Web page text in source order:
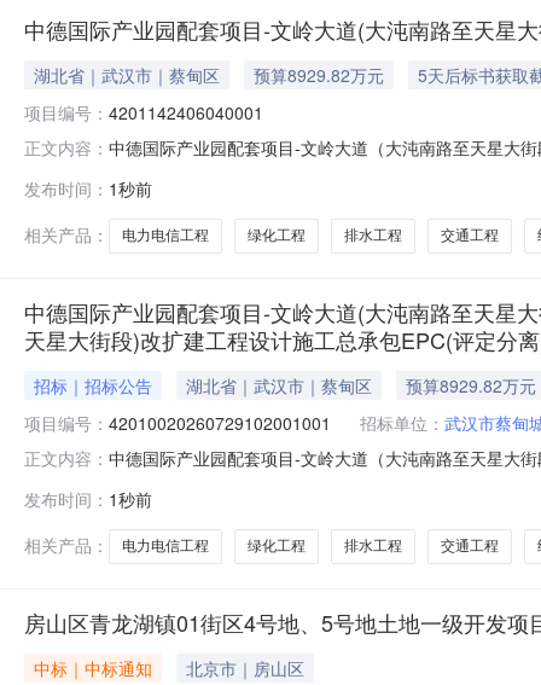
中德国际产业园配套项目-文岭大道(大沌南路至天星
湖北省｜武汉市｜蔡甸区 预算8929.82万元
5天后标书获取
项目编号： 4201142406040001
正文内容： 中德国际产业园配套项目-文岭大道（大沌南路至天星大
标项目名称：中德国际产业园配套项目-文岭大道（大沌
发布时间： 1秒前
相关产品：
电力电信工程 绿化工程 排水工程 交通工程
中德国际产业园配套项目-文岭大道(大沌南路至天星
天星大街段)改扩建工程设计施工总承包EPC(评定分
招标｜招标公告 湖北省｜武汉市｜蔡甸区
预算8929.82万元
项目编号： 42010020260729102001001 招标单位： 武汉市蔡甸
正文内容： 中德国际产业园配套项目-文岭大道（大沌南路至天星大
a52f-b94f81767de9报建编号：4201142406040001报建
发布时间： 1秒前
相关产品：
电力电信工程 绿化工程 排水工程 交通工程
房山区青龙湖镇01街区4号地、5号地土地一级开发
中标｜中标通知 北京市｜房山区